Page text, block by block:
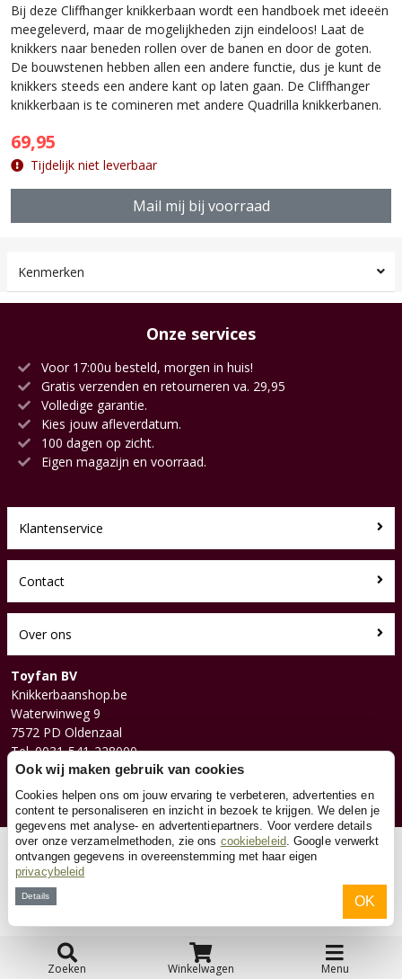
Zoeken Winkelwagen Menu
Bij deze Cliffhanger knikkerbaan wordt een handboek met ideeën
meegeleverd, maar de mogelijkheden zijn eindeloos! Laat de
knikkers naar beneden rollen over de banen en door de goten.
De bouwstenen hebben allen een andere functie, dus je kunt de
knikkers steeds een andere kant op laten gaan. De Cliffhanger
knikkerbaan is te comineren met andere Quadrilla knikkerbanen.
69,95
Tijdelijk niet leverbaar
Mail mij bij voorraad
Kenmerken
Onze services
Voor 17:00u besteld, morgen in huis!
Gratis verzenden en retourneren va. 29,95
Volledige garantie.
Kies jouw afleverdatum.
100 dagen op zicht.
Eigen magazijn en voorraad.
Klantenservice
Contact
Over ons
Toyfan BV
Knikkerbaanshop.be
Waterwinweg 9
7572 PD Oldenzaal
Tel. 0031-541-228000
Facebook
Instagram
© 2026 Toyfan BV
Ook wij maken gebruik van cookies
Cookies helpen ons om jouw ervaring te verbeteren, advertenties en
content te personaliseren en inzicht in bezoek te krijgen. We delen je
gegevens met analyse- en advertentiepartners. Voor verdere details
over onze verzamelmethoden, zie ons cookiebeleid. Google verwerkt
ontvangen gegevens in overeenstemming met haar eigen
privacybeleid
Details OK